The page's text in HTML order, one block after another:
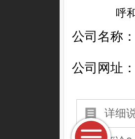
呼
公司名称：
公司网址：
详细